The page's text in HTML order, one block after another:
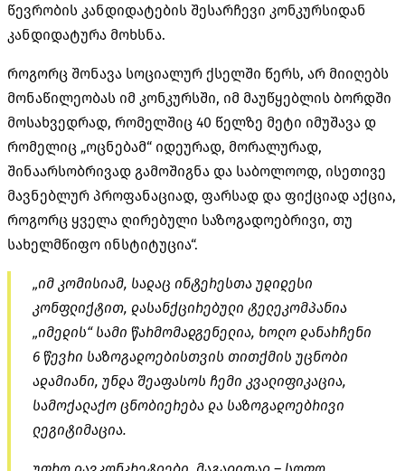
წევრობის კანდიდატების შესარჩევი კონკურსიდან
კანდიდატურა მოხსნა.
როგორც შონავა სოციალურ ქსელში წერს, არ მიიღებს
მონაწილეობას იმ კონკურსში, იმ მაუწყებლის ბორდში
მოსახვედრად, რომელშიც 40 წელზე მეტი იმუშავა დ
რომელიც „ოცნებამ“ იდეურად, მორალურად,
შინაარსობრივად გამოშიგნა და საბოლოოდ, ისეთივე
მავნებლურ პროფანაციად, ფარსად და ფიქციად აქცია,
როგორც ყველა ღირებული საზოგადოებრივი, თუ
სახელმწიფო ინსტიტუცია“.
„იმ კომისიამ, სადაც ინტერესთა უდიდესი
კონფლიქტით, დასანქცირებული ტელეკომპანია
„იმედის“ სამი წარმომადგენელია, ხოლო დანარჩენი
6 წევრი საზოგადოებისთვის თითქმის უცნობი
ადამიანი, უნდა შეაფასოს ჩემი კვალიფიკაცია,
სამოქალაქო ცნობიერება და საზოგადოებრივი
ლეგიტიმაცია.